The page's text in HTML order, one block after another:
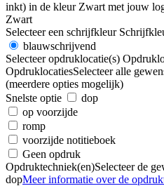
Zwart
Selecteer een schrijfkleur
blauwschrijvend
Selecteer opdruklocatie(s)
OpdruklocatiesSelecteer alle
(meerdere opties mogelijk)
Snelste optie
dop
op voorzijde
romp
voorzijde notitieboek
Geen opdruk
Opdruktechniek(en)Selecteer de
dopMeer informatie over de